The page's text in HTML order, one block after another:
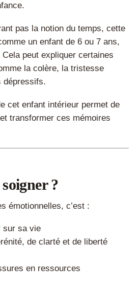
pas la notion du temps, cette
un enfant de 6 ou 7 ans,
Cela peut expliquer certaines
la colère, la tristesse
dépressifs.
cet enfant intérieur permet de
transformer ces mémoires
?
émotionnelles, c’est :
sur sa vie
de clarté et de liberté
en ressources